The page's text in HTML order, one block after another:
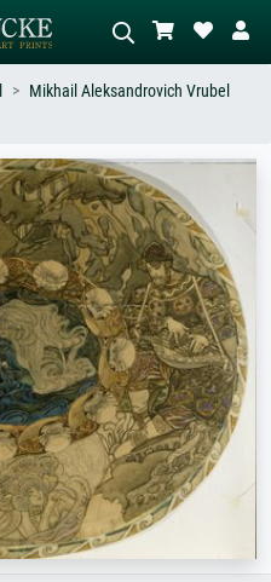
Beschreiben Sie die Szene – z.B. Grüne
Wiese, Abstrakt mit viel Rot, Dunkles
Ölgemälde, Stehender Akt neben einem
Baum.
Mikhail Aleksandrovich Vrubel